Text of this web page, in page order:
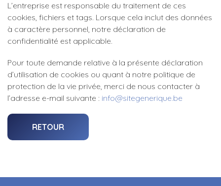
L’entreprise est responsable du traitement de ces
cookies, fichiers et tags. Lorsque cela inclut des données
à caractère personnel, notre déclaration de
confidentialité est applicable.
Pour toute demande relative à la présente déclaration
d’utilisation de cookies ou quant à notre politique de
protection de la vie privée, merci de nous contacter à
l’adresse e-mail suivante : info@sitegenerique.be
RETOUR